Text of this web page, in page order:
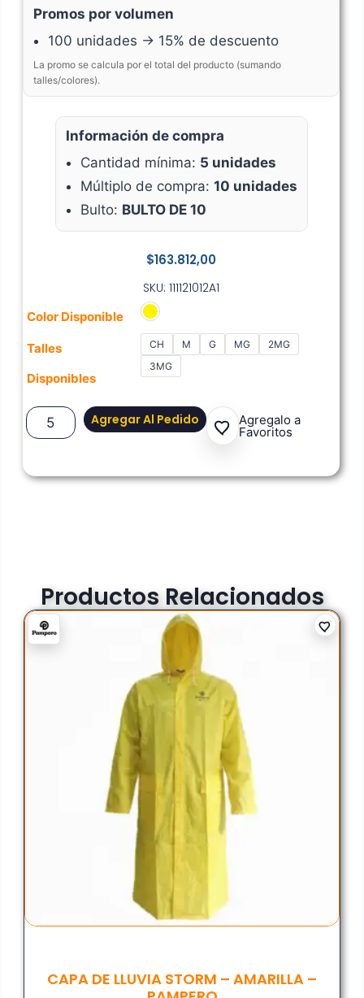
$163.812,00
SKU: 111121012A1
Color Disponible
Talles
Disponibles
CH M G MG
2MG
3MG
Agregar Al Pedido Agregalo a
Favoritos
Promos por volumen
100 unidades → 15% de descuento
La promo se calcula por el total del producto (sumando
talles/colores).
Información de compra
Cantidad mínima: 5 unidades
Múltiplo de compra: 10 unidades
Bulto: BULTO DE 10
Productos Relacionados
CAPA DE LLUVIA STORM – AMARILLA –